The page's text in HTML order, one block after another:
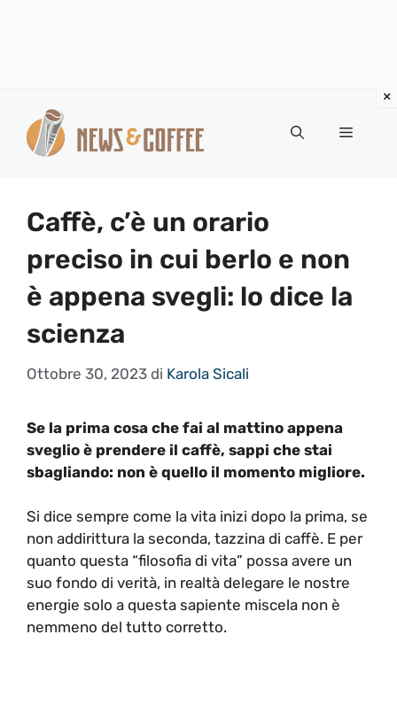
contenuto
Menu
Caffè, c’è un orario
preciso in cui berlo e non
è appena svegli: lo dice la
scienza
Ottobre 30, 2023 di Karola Sicali
Se la prima cosa che fai al mattino appena
sveglio è prendere il caffè, sappi che stai
sbagliando: non è quello il momento migliore.
Si dice sempre come la vita inizi dopo la prima, se
non addirittura la seconda, tazzina di caffè. E per
quanto questa “filosofia di vita” possa avere un
suo fondo di verità, in realtà delegare le nostre
energie solo a questa sapiente miscela non è
nemmeno del tutto corretto.